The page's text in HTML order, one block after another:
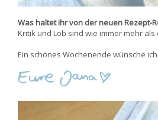
Was haltet ihr von der neuen Rezept-
Kritik und Lob sind wie immer mehr als
Ein schönes Wochenende wünsche